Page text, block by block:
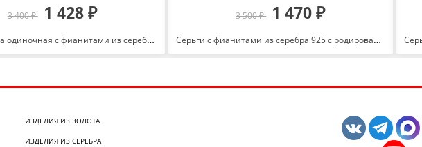
3 400 ₽ 1 428 ₽
Серьга-каффа одиночная с фианитами из серебра 925 с родированием с1205426
3 500 ₽ 1 470 ₽
Серьги с фианитами из серебра 925 с родированием С-3024-Р
ИЗДЕЛИЯ ИЗ ЗОЛОТА
ИЗДЕЛИЯ ИЗ СЕРЕБРА